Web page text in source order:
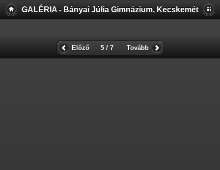
GALÉRIA - Bányai Júlia Gimnázium, Kecskemét
Előző 5 / 7 Tovább